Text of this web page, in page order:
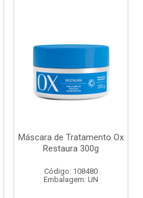
Máscara de Tratamento Ox
Restaura 300g
Código: 108480
Embalagem: UN